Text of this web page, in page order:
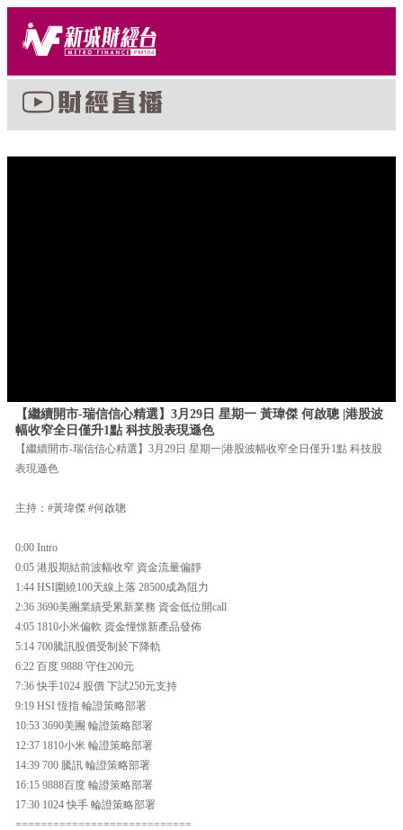
【繼續開市-瑞信信心精選】3月29日 星期一 黃瑋傑 何啟聰 |港股波
幅收窄全日僅升1點 科技股表現遜色
【繼續開市-瑞信信心精選】3月29日 星期一|港股波幅收窄全日僅升1點 科技股
表現遜色
主持：#黃瑋傑 #何啟聰
0:00 Intro
0:05 港股期結前波幅收窄 資金流量偏靜
1:44 HSI圍繞100天線上落 28500成為阻力
2:36 3690美團業績受累新業務 資金低位開call
4:05 1810小米偏軟 資金憧憬新產品發佈
5:14 700騰訊股價受制於下降軌
6:22 百度 9888 守住200元
7:36 快手1024 股價 下試250元支持
9:19 HSI 恆指 輪證策略部署
10:53 3690美團 輪證策略部署
12:37 1810小米 輪證策略部署
14:39 700 騰訊 輪證策略部署
16:15 9888百度 輪證策略部署
17:30 1024 快手 輪證策略部署
============================